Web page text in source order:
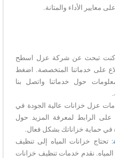
الأداء والمتانة.
كنت تبحث عن شركة عزل اسطح
على خدماتنا المتخصصة. اضغط
حول خدماتنا واتصل بنا
عزل خزانات عالية الجودة في
الرابط لمعرفة المزيد حول
في حماية خزاناتك بشكل فعال.
: تحتاج خزانات المياه إلى تنظيف
نقدم خدمات تنظيف خزانات